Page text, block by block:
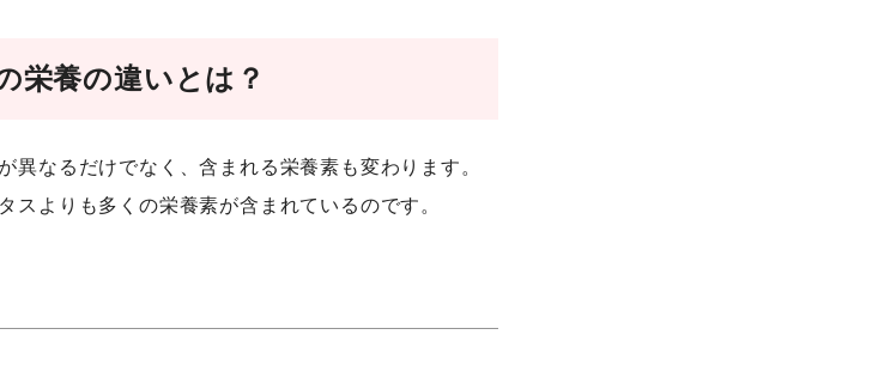
栄養の違いとは？
異なるだけでなく、含まれる栄養素も変わります。
スよりも多くの栄養素が含まれているのです。